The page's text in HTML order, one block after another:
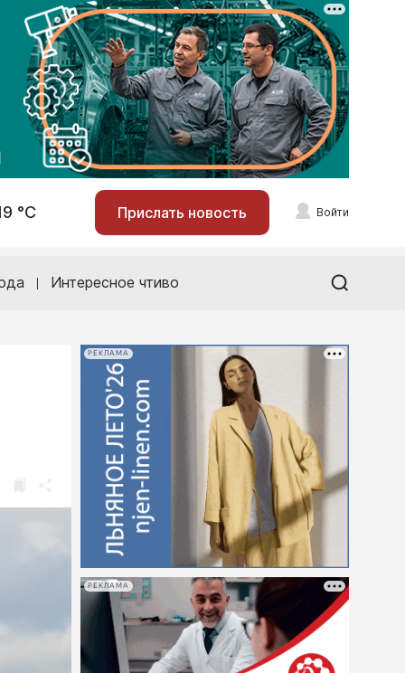
°С Прислать новость Войти
Интересное чтиво
РЕКЛАМА
РЕКЛАМА